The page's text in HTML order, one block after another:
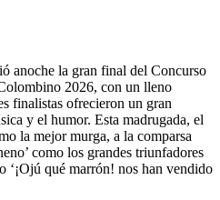
anoche la gran final del Concurso
2026, con un lleno
finalistas ofrecieron un gran
y el humor. Esta madrugada, el
la mejor murga, a la comparsa
como los grandes triunfadores
‘¡Ojú qué marrón! nos han vendido